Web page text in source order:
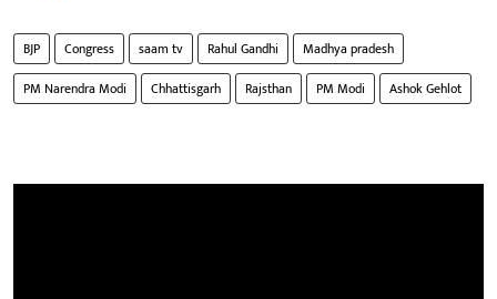
BJP Congress saam tv Rahul Gandhi
Madhya pradesh
PM Narendra Modi
Chhattisgarh Rajsthan PM Modi Ashok Gehlot